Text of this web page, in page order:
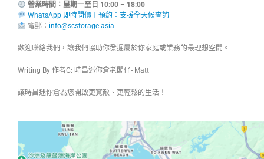
營業時間：星期一至日 10:00 – 18:00
WhatsApp 即時問價＋預約：支援全天候查詢
電郵： info@scstorage.asia
歡迎聯絡我們，讓我們協助你發掘屬於你家庭或業務的最理想空間。
Writing By 作者C: 時昌迷你倉老闆仔- Matt
讓時昌迷你倉為您開啟更寬敞、更輕鬆的生活！